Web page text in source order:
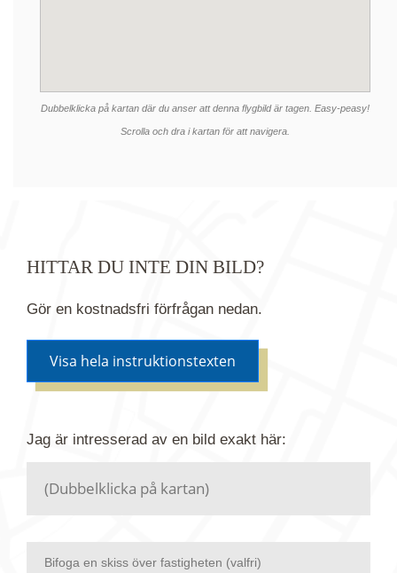
Dubbelklicka på kartan där du anser att denna flygbild är tagen. Easy-peasy!
Scrolla och dra i kartan för att navigera.
HITTAR DU INTE DIN BILD?
Gör en kostnadsfri förfrågan nedan.
Visa hela instruktionstexten
förfrågan. Vi har flera miljoner bilder i vårt arkiv
Jag är intresserad av en bild exakt här:
Bifoga en skiss över fastigheten (valfri)